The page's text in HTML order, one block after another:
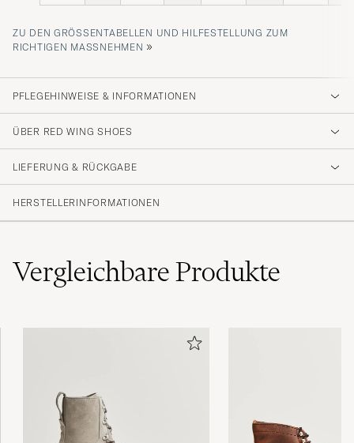
ZU DEN GRÖSSENTABELLEN UND HILFESTELLUNG ZUM R
ICHTIGEN MASSNEHMEN
»
PFLEGEHINWEISE & INFORMATIONEN
ÜBER RED WING SHOES
LIEFERUNG & RÜCKGABE
HERSTELLERINFORMATIONEN
VergleichbareProdukte